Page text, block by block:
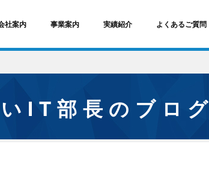
社案内 事業案内 実績紹介 よくあるご質問
いIT部長のブログ